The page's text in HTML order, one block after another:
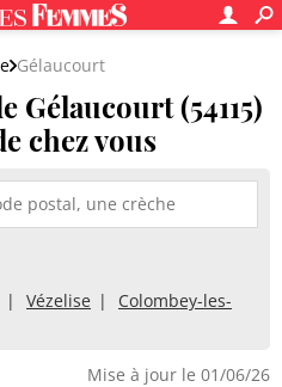
Gélaucourt
Gélaucourt (54115)
chez vous
Vézelise
Colombey-les-
Mise à jour le 01/06/26